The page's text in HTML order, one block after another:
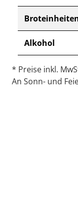
Alkohol
* Preise inkl.
An Sonn- und